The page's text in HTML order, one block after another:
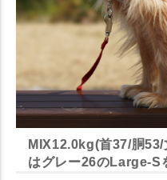
MIX12.0kg(首37/胴
はグレー26のLarge-S